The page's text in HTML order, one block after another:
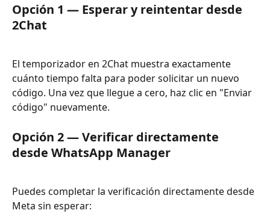
Opción 1 — Esperar y reintentar desde
2Chat
El temporizador en 2Chat muestra exactamente
cuánto tiempo falta para poder solicitar un nuevo
código. Una vez que llegue a cero, haz clic en "Enviar
código" nuevamente.
Opción 2 — Verificar directamente
desde WhatsApp Manager
Puedes completar la verificación directamente desde
Meta sin esperar: